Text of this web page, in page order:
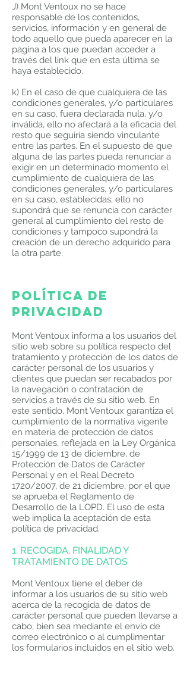
J) Mont Ventoux no se hace
responsable de los contenidos,
servicios, información y en general de
todo aquello que pueda aparecer en la
página a los que puedan acceder a
través del link que en esta última se
haya establecido.
k) En el caso de que cualquiera de las
condiciones generales, y/o particulares
en su caso, fuera declarada nula, y/o
inválida, ello no afectará a la eficacia del
resto que seguiría siendo vinculante
entre las partes. En el supuesto de que
alguna de las partes pueda renunciar a
exigir en un determinado momento el
cumplimiento de cualquiera de las
condiciones generales, y/o particulares
en su caso, establecidas; ello no
supondrá que se renuncia con carácter
general al cumplimiento del resto de
condiciones y tampoco supondrá la
creación de un derecho adquirido para
la otra parte.
POLÍTICA DE
PRIVACIDAD
Mont Ventoux informa a los usuarios del
sitio web sobre su política respecto del
tratamiento y protección de los datos de
carácter personal de los usuarios y
clientes que puedan ser recabados por
la navegación o contratación de
servicios a través de su sitio web. En
este sentido, Mont Ventoux garantiza el
cumplimiento de la normativa vigente
en materia de protección de datos
personales, reflejada en la Ley Orgánica
15/1999 de 13 de diciembre, de
Protección de Datos de Carácter
Personal y en el Real Decreto
1720/2007, de 21 diciembre, por el que
se aprueba el Reglamento de
Desarrollo de la LOPD. El uso de esta
web implica la aceptación de esta
política de privacidad.
1. RECOGIDA, FINALIDAD Y
TRATAMIENTO DE DATOS
Mont Ventoux tiene el deber de
informar a los usuarios de su sitio web
acerca de la recogida de datos de
carácter personal que pueden llevarse a
cabo, bien sea mediante el envío de
correo electrónico o al cumplimentar
los formularios incluidos en el sitio web.